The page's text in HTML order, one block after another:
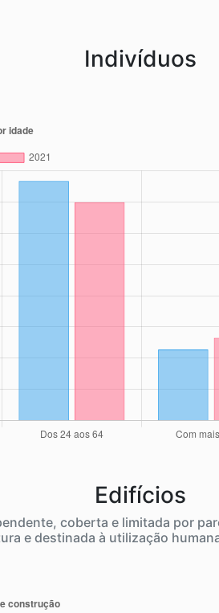
Indivíduos
Edifícios
coberta e limitada por
e destinada à utilização